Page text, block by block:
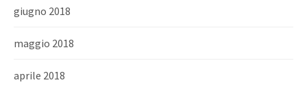
giugno 2018
maggio 2018
aprile 2018